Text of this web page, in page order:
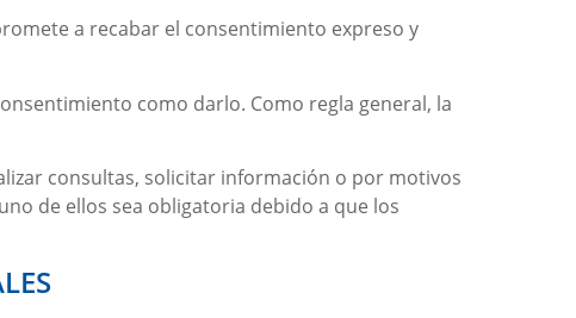
a recabar el consentimiento expreso y
como darlo. Como regla general, la
consultas, solicitar información o por motivos
de ellos sea obligatoria debido a que los